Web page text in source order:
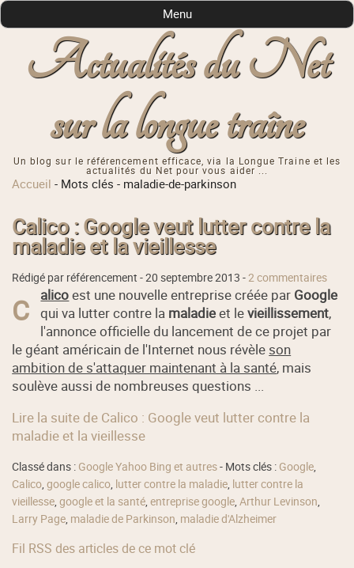
Actualités du Net
sur la longue traîne
Un blog sur le référencement efficace, via la Longue Traine et les
actualités du Net pour vous aider ...
Menu
Accueil - Mots clés - maladie-de-parkinson
Calico : Google veut lutter contre la
maladie et la vieillesse
Rédigé par référencement -20 septembre 2013 -2 commentaires
C alicoest une nouvelle entreprise créée par Google
qui va lutter contre la maladieet levieillissement,
l'annonce officielle du lancement de ce projet par
le géant américain de l'Internet nous révèle son
ambition de s'attaquer maintenant à la santé, mais
soulève aussi de nombreuses questions ...
Lire la suite de Calico : Google veut lutter contre la
maladie et la vieillesse
Classé dans : Google Yahoo Bing et autres- Mots clés : Google,
Calico,google calico, lutter contre la maladie, lutter contre la
vieillesse,google et la santé,entreprise google,Arthur Levinson,
Larry Page, maladie de Parkinson, maladie d'Alzheimer
Fil RSS des articles de ce mot clé